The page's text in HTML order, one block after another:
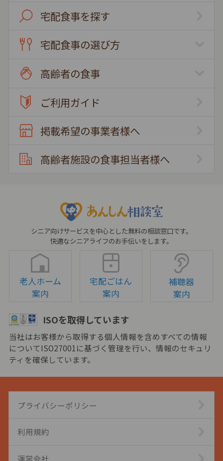
宅配食事を探す
宅配食事の選び方
高齢者の食事
ご利用ガイド
掲載希望の事業者様へ
高齢者施設の食事担当者様へ
シニア向けサービスを中心とした無料の相談窓口です。
快適なシニアライフのお手伝いをします。
老人ホーム
案内
宅配ごはん
案内
補聴器
案内
ISOを取得しています
当社はお客様から取得する個人情報を含めすべての情報
についてISO27001に基づく管理を行い、情報のセキュリ
ティを確保しています。
プライバシーポリシー
利用規約
運営会社